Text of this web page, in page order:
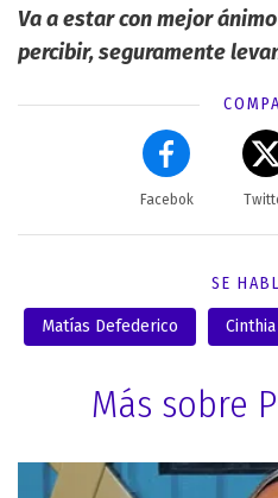
Va a estar con mejor
percibir, seguramente
Facebok
SE
Matías Defederico
Más sobre